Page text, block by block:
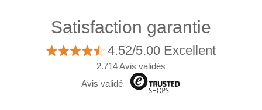
Satisfaction garantie
4.52/5.00 Excellent
2.714 Avis validés
Avis validé